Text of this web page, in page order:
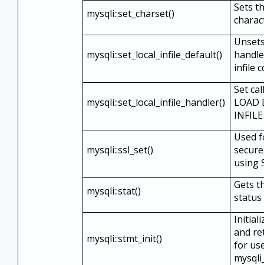
mysqli::set_charset()
Sets
mysqli::set_local_infile_default()
infile
mysqli::set_local_infile_handler()
Set
LOAD
mysqli::ssl_set()
Used
using
mysqli::stat()
Gets
status
mysqli::stmt_init()
and
for